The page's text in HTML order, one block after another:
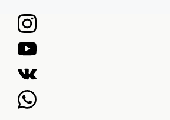
Перейти
содержимому